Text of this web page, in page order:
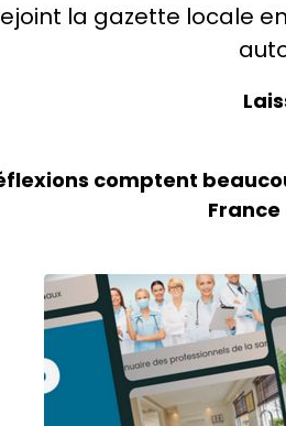
la gazette locale
comptent